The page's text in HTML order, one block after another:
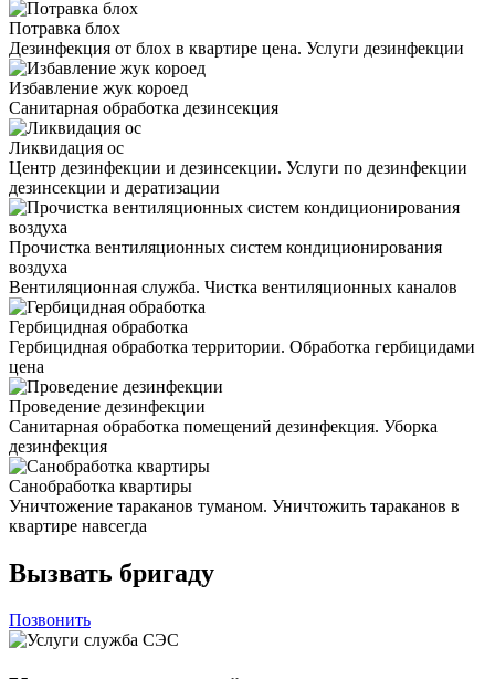
Потравка блох
Дезинфекция от блох в квартире цена. Услуги дезинфекции
Избавление жук короед
Санитарная обработка дезинсекция
Ликвидация ос
Центр дезинфекции и дезинсекции. Услуги по дезинфекции
дезинсекции и дератизации
Прочистка вентиляционных систем кондиционирования
воздуха
Вентиляционная служба. Чистка вентиляционных каналов
Гербицидная обработка
Гербицидная обработка территории. Обработка гербицидами
цена
Проведение дезинфекции
Санитарная обработка помещений дезинфекция. Уборка
дезинфекция
Санобработка квартиры
Уничтожение тараканов туманом. Уничтожить тараканов в
квартире навсегда
Вызвать бригаду
Позвонить